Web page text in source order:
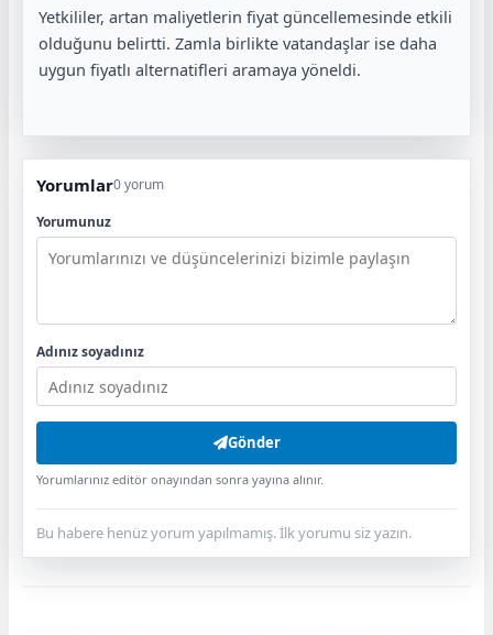
Yetkililer, artan maliyetlerin fiyat güncellemesinde etkili
olduğunu belirtti. Zamla birlikte vatandaşlar ise daha
uygun fiyatlı alternatifleri aramaya yöneldi.
Yorumlar0 yorum
Yorumunuz
Adınız soyadınız
Gönder
Yorumlarınız editör onayından sonra yayına alınır.
Bu habere henüz yorum yapılmamış. İlk yorumu siz yazın.